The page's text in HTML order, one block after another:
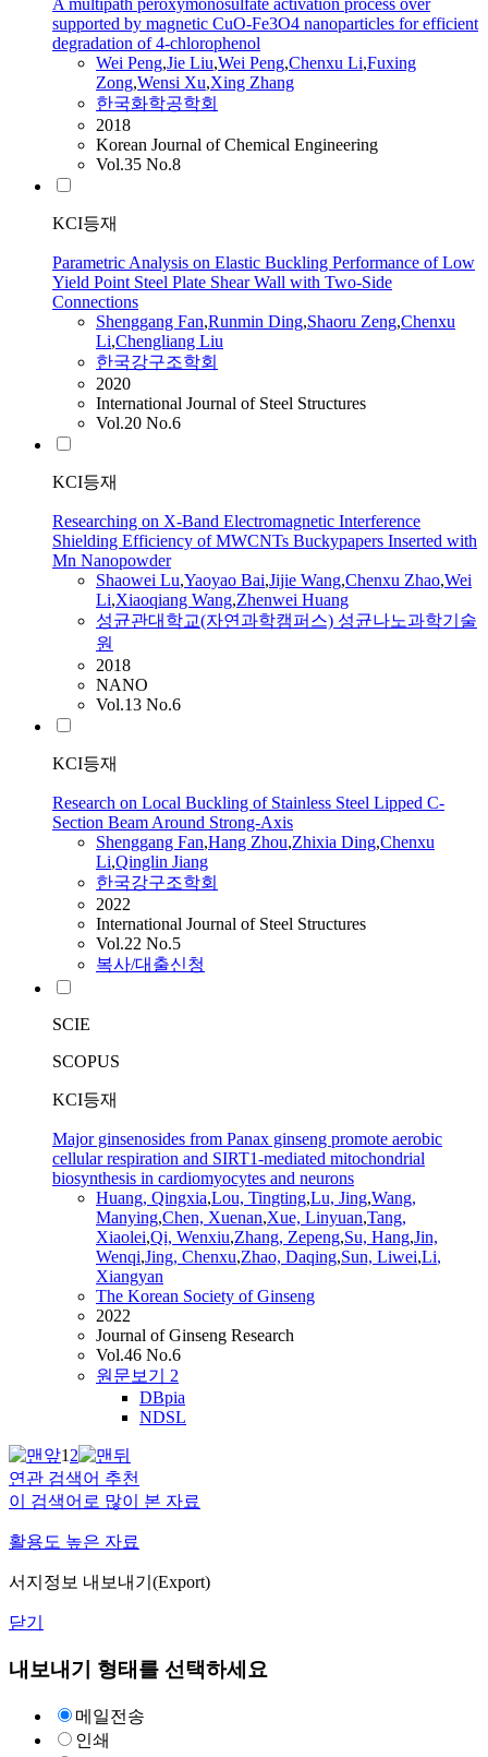
A multipath peroxymonosulfate activation process over
supported by magnetic CuO-Fe3O4 nanoparticles for efficient
degradation of 4-chlorophenol
Wei Peng,Jie Liu,Wei Peng,Chenxu Li,Fuxing
Zong,Wensi Xu,Xing Zhang
한국화학공학회
2018
Korean Journal of Chemical Engineering
Vol.35 No.8
KCI등재
Parametric Analysis on Elastic Buckling Performance of Low
Yield Point Steel Plate Shear Wall with Two-Side
Connections
Shenggang Fan,Runmin Ding,Shaoru Zeng,Chenxu
Li,Chengliang Liu
한국강구조학회
2020
International Journal of Steel Structures
Vol.20 No.6
KCI등재
Researching on X-Band Electromagnetic Interference
Shielding Efficiency of MWCNTs Buckypapers Inserted with
Mn Nanopowder
Shaowei Lu,Yaoyao Bai,Jijie Wang,Chenxu Zhao,Wei
Li,Xiaoqiang Wang,Zhenwei Huang
성균관대학교(자연과학캠퍼스) 성균나노과학기술
원
2018
NANO
Vol.13 No.6
KCI등재
Research on Local Buckling of Stainless Steel Lipped C-
Section Beam Around Strong-Axis
Shenggang Fan,Hang Zhou,Zhixia Ding,Chenxu
Li,Qinglin Jiang
한국강구조학회
2022
International Journal of Steel Structures
Vol.22 No.5
복사/대출신청
SCIE
SCOPUS
KCI등재
Major ginsenosides from Panax ginseng promote aerobic
cellular respiration and SIRT1-mediated mitochondrial
biosynthesis in cardiomyocytes and neurons
Huang, Qingxia,Lou, Tingting,Lu, Jing,Wang,
Manying,Chen, Xuenan,Xue, Linyuan,Tang,
Xiaolei,Qi, Wenxiu,Zhang, Zepeng,Su, Hang,Jin,
Wenqi,Jing, Chenxu,Zhao, Daqing,Sun, Liwei,Li,
Xiangyan
The Korean Society of Ginseng
2022
Journal of Ginseng Research
Vol.46 No.6
원문보기 2
DBpia
NDSL
12
연관 검색어 추천
이 검색어로 많이 본 자료
활용도 높은 자료
서지정보 내보내기(Export)
닫기
내보내기 형태를 선택하세요
메일전송
인쇄